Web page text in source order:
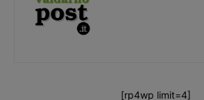
[rp4wp limit=4]